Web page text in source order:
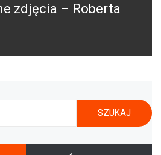
zdjęcia – Roberta